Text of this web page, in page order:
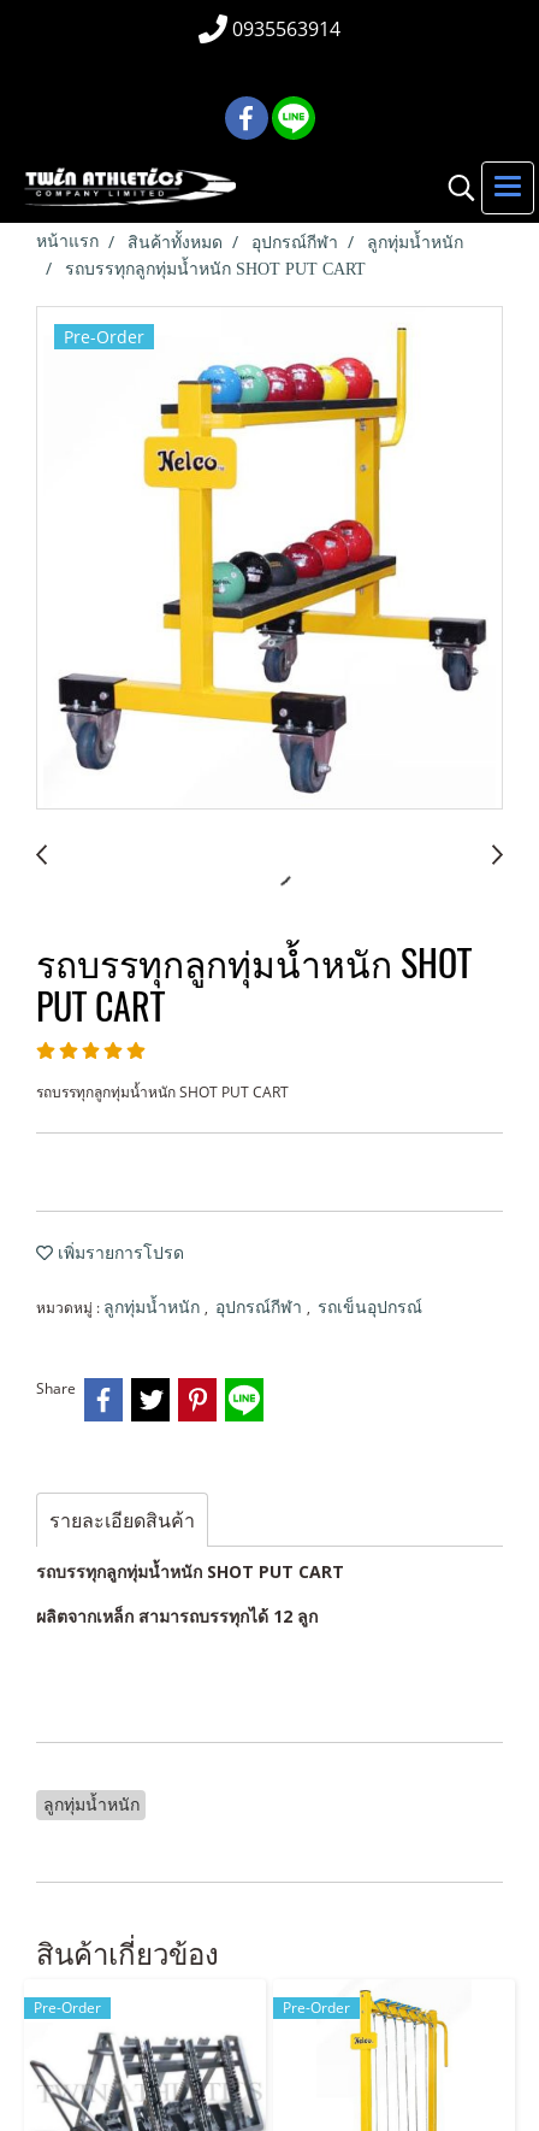
0935563914
หน้าแรก สินค้าทั้งหมด อุปกรณ์กีฬา
ลูกทุ่มน้ำหนัก
รถบรรทุกลูกทุ่มน้ำหนัก SHOT PUT CART
Pre-Order
รถบรรทุกลูกทุ่มน้ำหนัก SHOT
PUT CART
รถบรรทุกลูกทุ่มน้ำหนัก SHOT PUT CART
เพิ่มรายการโปรด
หมวดหมู่ : ลูกทุ่มน้ำหนัก , อุปกรณ์กีฬา , รถเข็นอุปกรณ์
Share
รายละเอียดสินค้า
รถบรรทุกลูกทุ่มน้ำหนัก SHOT PUT CART
ผลิตจากเหล็ก สามารถบรรทุกได้ 12 ลูก
ลูกทุ่มน้ำหนัก
สินค้าเกี่ยวข้อง
Pre-Order Pre-Order